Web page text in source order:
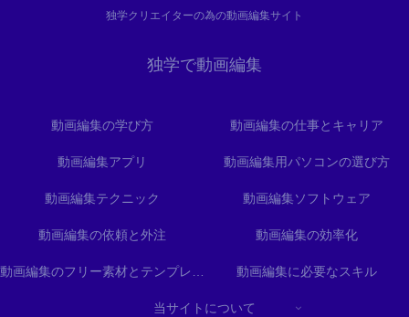
独学クリエイターの為の動画編集サイト
独学で動画編集
動画編集の学び方 動画編集の仕事とキャリア
動画編集アプリ 動画編集用パソコンの選び方
動画編集テクニック 動画編集ソフトウェア
動画編集の依頼と外注 動画編集の効率化
動画編集のフリー素材とテンプレート 動画編集に必要なスキル
当サイトについて